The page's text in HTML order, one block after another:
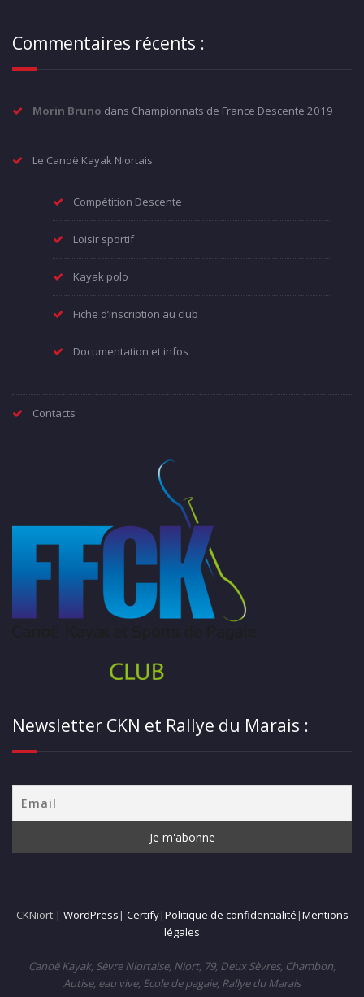
Commentaires récents :
Morin Bruno dans Championnats de France Descente 2019
Le Canoë Kayak Niortais
Compétition Descente
Loisir sportif
Kayak polo
Fiche d’inscription au club
Documentation et infos
Contacts
Newsletter CKN et Rallye du Marais :
CKNiort | WordPress | Certify|Politique de confidentialité |Mentions
légales
Canoë Kayak, Sèvre Niortaise, Niort, 79, Deux Sèvres, Chambon,
Autise, eau vive, Ecole de pagaie, Rallye du Marais